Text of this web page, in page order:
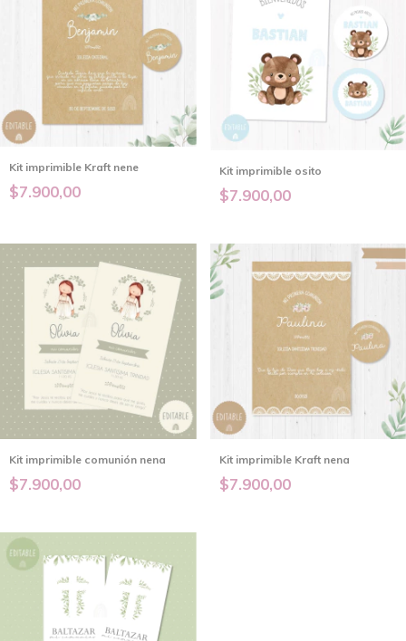
Kit imprimible Kraft nene
$7.900,00
Kit imprimible osito
$7.900,00
Kit imprimible comunión nena
$7.900,00
Kit imprimible Kraft nena
$7.900,00